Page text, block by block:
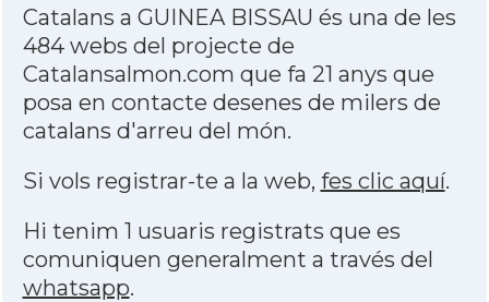
Catalans a GUINEA BISSAU és una de les
484 webs del projecte de
Catalansalmon.com que fa 21 anys que
posa en contacte desenes de milers de
catalans d'arreu del món.
Si vols registrar-te a la web, fes clic aquí.
Hi tenim 1 usuaris registrats que es
comuniquen generalment a través del
whatsapp.